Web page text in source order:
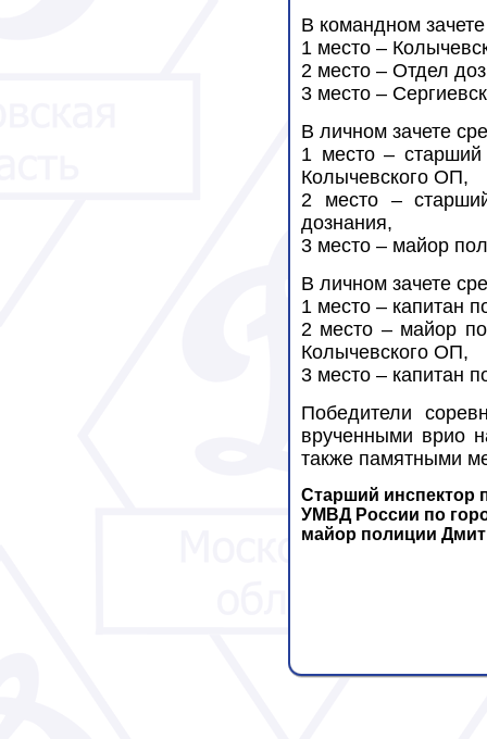
В командном
1 место –
2 место – Отдел
3 место –
В личном зачете
1 место –
Колычевского ОП,
2 место –
дознания,
3 место – майор
В личном зачете
1 место – капитан
2 место – майор
Колычевского ОП,
3 место – капитан
Победители
врученными врио
также памятными
Старший инспектор
УМВД России по
майор полиции